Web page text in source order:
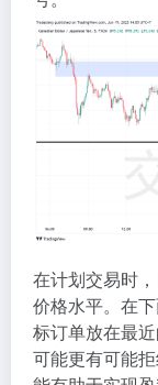
在计划交易时
价格水平。在
标订单放在最
可能更有可能